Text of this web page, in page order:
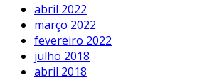
abril 2022
março 2022
fevereiro 2022
julho 2018
abril 2018